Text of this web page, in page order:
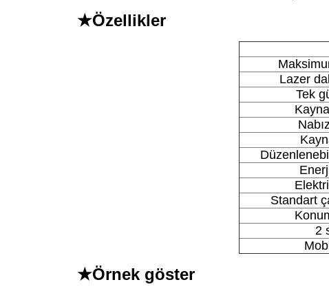
★Özellikler
Lazer
Tek
Standart
2
★Örnek göster